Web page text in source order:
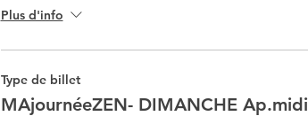
Plus d'info
Type de billet
MAjournéeZEN- DIMANCHE Ap.midi